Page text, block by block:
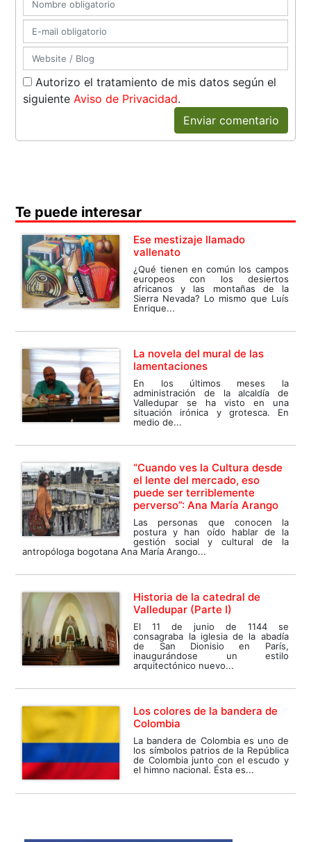
Autorizo el tratamiento de mis datos según el
siguienteAviso de Privacidad.
Enviar comentario
Te puede interesar
Ese mestizaje llamado
vallenato
¿Qué tienen en común los campos
europeos con los desiertos
africanos y las montañas de la
Sierra Nevada? Lo mismo que Luís
Enrique...
La novela del mural de las
lamentaciones
En los últimos meses la
administración de la alcaldía de
Valledupar se ha visto en una
situación irónica y grotesca. En
medio de...
“Cuando ves la Cultura desde
el lente del mercado, eso
puede ser terriblemente
perverso”: Ana María Arango
Las personas que conocen la
postura y han oído hablar de la
gestión social y cultural de la
antropóloga bogotana Ana María Arango...
Historia de la catedral de
Valledupar (Parte I)
El 11 de junio de 1144 se
consagraba la iglesia de la abadía
de San Dionisio en París,
inaugurándose un estilo
arquitectónico nuevo...
Los colores de la bandera de
Colombia
La bandera de Colombia es uno de
los símbolos patrios de la República
de Colombia junto con el escudo y
el himno nacional. Ésta es...